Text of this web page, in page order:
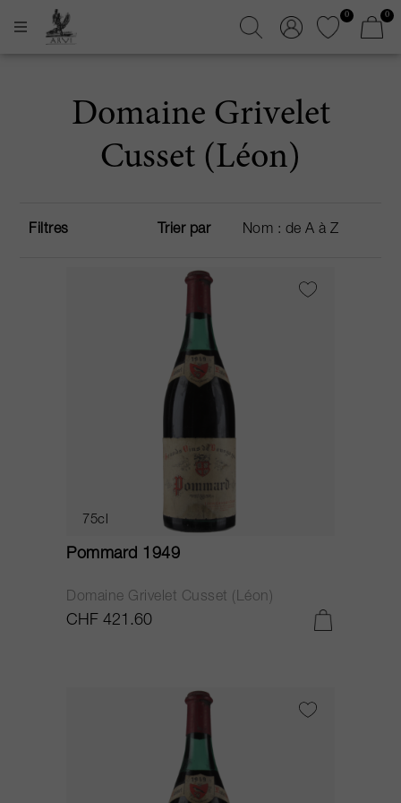
0 0
Domaine Grivelet
Cusset (Léon)
Filtres Trier par
75cl
Pommard 1949
Domaine Grivelet Cusset (Léon)
CHF 421.60